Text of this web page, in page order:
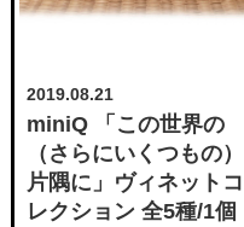
2019.08.21
miniQ 「この世界の
（さらにいくつもの）
片隅に」ヴィネットコ
レクション 全5種/1個